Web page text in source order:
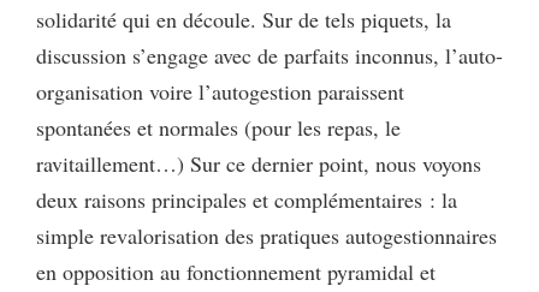
solidarité qui en découle. Sur de tels piquets, la
discussion s’engage avec de parfaits inconnus, l’auto-
organisation voire l’autogestion paraissent
spontanées et normales (pour les repas, le
ravitaillement…) Sur ce dernier point, nous voyons
deux raisons principales et complémentaires : la
simple revalorisation des pratiques autogestionnaires
en opposition au fonctionnement pyramidal et